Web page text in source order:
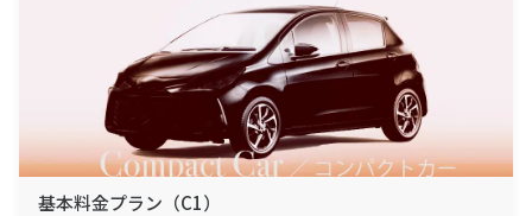
基本料金プラン（C1）